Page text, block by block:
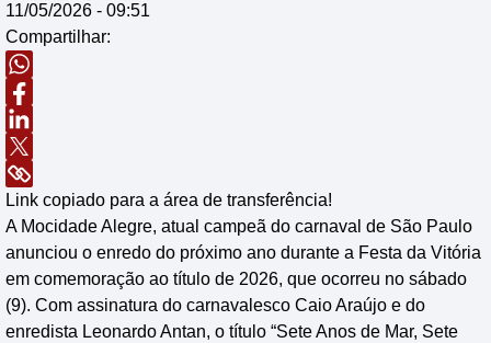
11/05/2026 - 09:51
Compartilhar:
Link copiado para a área de transferência!
A Mocidade Alegre, atual campeã do carnaval de São Paulo
anunciou o enredo do próximo ano durante a Festa da Vitória
em comemoração ao título de 2026, que ocorreu no sábado
(9). Com assinatura do carnavalesco Caio Araújo e do
enredista Leonardo Antan, o título “Sete Anos de Mar, Sete